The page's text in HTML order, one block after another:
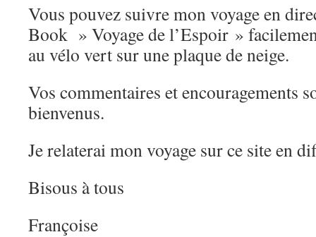
Vous pouvez suivre mon voyage en
Book » Voyage de l’Espoir »
au vélo vert sur une plaque de neige.
Vos commentaires et encouragements
bienvenus.
Je relaterai mon voyage sur ce site en
Bisous à tous
Françoise